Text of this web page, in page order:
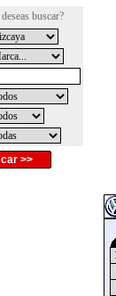
buscar?
>>